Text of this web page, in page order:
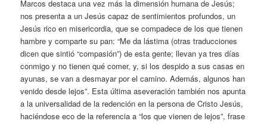
Marcos destaca una vez más la dimensión humana de Jesús;
nos presenta a un Jesús capaz de sentimientos profundos, un
Jesús rico en misericordia, que se compadece de los que tienen
hambre y comparte su pan: “Me da lástima (otras traducciones
dicen que sintió “compasión”) de esta gente; llevan ya tres días
conmigo y no tienen qué comer, y, si los despido a sus casas en
ayunas, se van a desmayar por el camino. Además, algunos han
venido desde lejos”. Esta última aseveración también nos apunta
a la universalidad de la redención en la persona de Cristo Jesús,
haciéndose eco de la referencia a “los que vienen de lejos”, frase